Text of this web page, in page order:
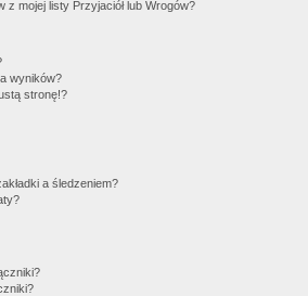
mojej listy Przyjaciół lub Wrogów?
wyników?
stronę!?
a śledzeniem?